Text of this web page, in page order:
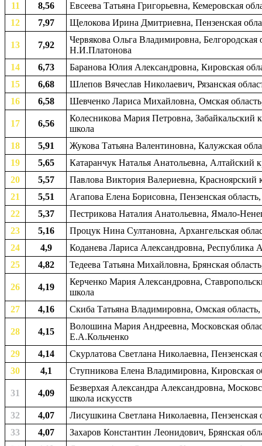
11
8,56
Евсеева Татьяна Григорьевна, Кемеровская
12
7,97 Щелокова Ирина Дмитриевна, Пензенская
13 7,92
Червякова Ольга Владимировна,
Н.И.Платонова
14
6,73
Баранова Юлия Александровна, Кировская
15
6,68
Шлепов Вячеслав Николаевич, Рязанская
16
6,58 Шевченко Лариса Михайловна, Омская
17 6,56
Колесникова Мария Петровна, Забайкальский
школа
18
5,91
Жукова Татьяна Валентиновна, Калужская
19
5,65
Катаранчук Наталья Анатольевна, Алтайский
20
5,57
Павлова Виктория Валериевна, Красноярский
21
5,51
Агапова Елена Борисовна, Пензенская
22
5,37
Пестрикова Наталия Анатольевна, Ямало-
23
5,16
Процук Нина Султановна, Архангельская
24
4,9
Коданева Лариса Александровна, Республика
25
4,82 Тедеева Татьяна Михайловна, Брянская
26 4,19
Керченко Мария Александровна,
школа
27
4,16 Скиба Татьяна Владимировна, Омская
28 4,15
Волошина Мария Андреевна, Московская
Е.А.Кольченко
29
4,14
Скурлатова Светлана Николаевна, Пензенская
30
4,1 Ступникова Елена Владимировна, Кировская
31 4,09
Безверхая Александра Александровна,
школа искусств
32
4,07
Лисушкина Светлана Николаевна, Пензенская
33
4,07
Захаров Константин Леонидович, Брянская